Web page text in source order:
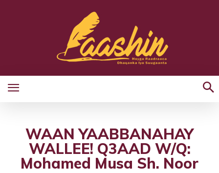
WAAN YAABBANAHAY
WALLEE! Q3AAD W/Q:
Mohamed Musa Sh. Noor